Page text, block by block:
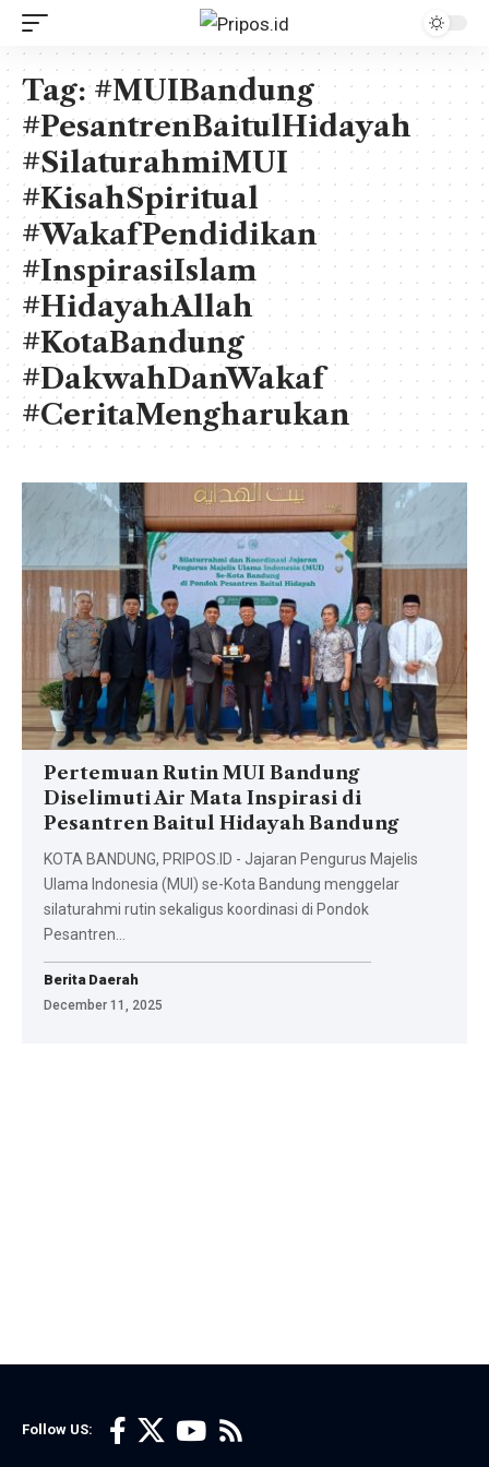
Tag:#MUIBandung
#PesantrenBaitulHidayah
#SilaturahmiMUI
#KisahSpiritual
#WakafPendidikan
#InspirasiIslam
#HidayahAllah
#KotaBandung
#DakwahDanWakaf
#CeritaMengharukan
Pertemuan Rutin MUI Bandung
Diselimuti Air Mata Inspirasi di
Pesantren Baitul Hidayah Bandung
KOTA BANDUNG, PRIPOS.ID - Jajaran Pengurus Majelis
Ulama Indonesia (MUI) se-Kota Bandung menggelar
silaturahmi rutin sekaligus koordinasi di Pondok
Pesantren…
Berita Daerah
December 11, 2025
Follow US: